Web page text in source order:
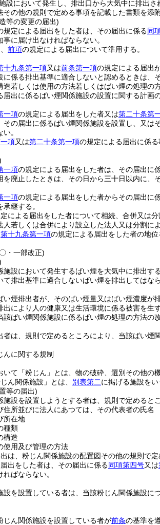
設において発生し、排出口から大気中に排出
の他の規則で定める事項を記載した書類を添
等の変更の届出)
規定による届出をした者は、その届出に係る同
に届け出なければならない。
前項の規定による届出について準用する。
十九条第一項又は前条第一項の規定による届出
に係る排出基準に適合しないと認めるときは
造若しくは使用の方法若しくはばい煙の処理の
届出に係るばい煙関係施設の設置に関する計画
一項の規定による届出をした者又は第二十条第
その届出に係るばい煙関係施設を設置し、又
。
項又は第二十条第一項の規定による届出に係
一項の規定による届出をした者は、その届出に
を廃止したときは、その日から三十日以内に、
一項の規定による届出をした者からその届出に
継する。
による届出をした者について相続、合併又は分
人若しくは合併により設立した法人又は分割に
第十九条第一項の規定による届出をした者の地
・一部改正)
施設において発生するばい煙を大気中に排出す
排出基準に適合しないばい煙を排出してはなら
い煙排出者が、そのばい煙量又はばい煙濃度が
出により人の健康又は生活環境に係る被害を
該ばい煙関係施設に係るばい煙の処理の方法の
者は、規則で定めるところにより、当該ばい
んに関する規制
いて「粉じん」とは、物の破砕、選別その他の
ん関係施設」とは、 別表第二に掲げる施設をい
等の届出)
施設を設置しようとする者は、規則で定めると
住所並びに法人にあつては、その代表者の氏名
所在地
種類
構造
使用及び管理の方法
は、粉じん関係施設の配置図その他の規則で
出をした者は、その届出に係る同項第四号又は
ばならない。
設を設置している者は、当該粉じん関係施設
じん関係施設を設置している者が前条の基準を